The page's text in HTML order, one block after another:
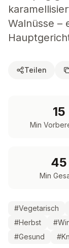
Walnüsse –
Teilen
15
Min
45
Min
#Vegetarisch
#Herbst #
#Gesund #